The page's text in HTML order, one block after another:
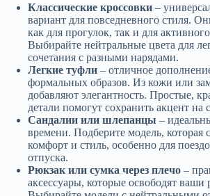
Классические кроссовки –
вариант для повседневного стиля.
как для прогулок, так и для
Выбирайте нейтральные цвета для
сочетания с разными нарядами.
Легкие туфли – отличное
формальных образов. Из кожи или
добавляют элегантность. Простые,
детали помогут сохранить акцент на
Сандалии или шлепанцы –
времени. Подберите модель, которая
комфорт и стиль, особенно для
отпуска.
Рюкзак или сумка через плечо –
аксессуары, которые освободят ваши